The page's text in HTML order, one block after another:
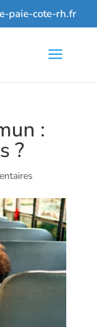
paie-cote-rh.fr
:
?